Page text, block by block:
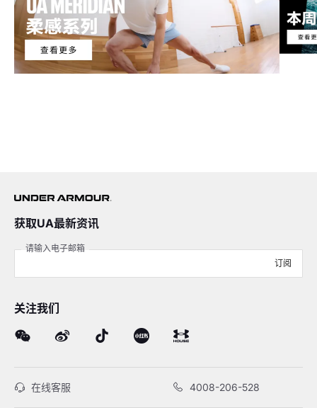
获取UA最新资讯
请输入电子邮箱
订阅
关注我们
在线客服 4008-206-528